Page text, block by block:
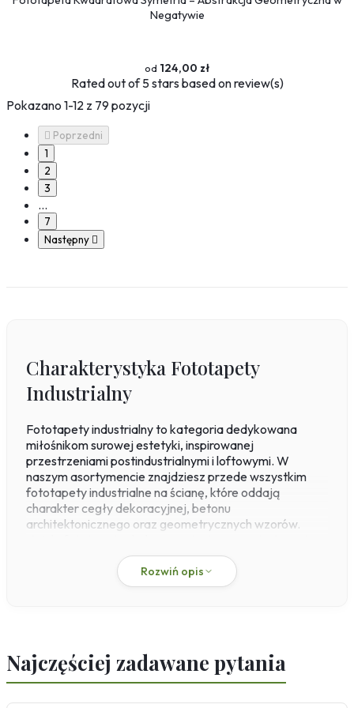
Negatywie
124,00 zł
Ratedout of 5 stars based onreview(s)
Pokazano 1-12 z 79 pozycji
 Poprzedni
1
2
3
…
7
Następny 
Charakterystyka Fototapety
Industrialny
Fototapety industrialny to kategoria dedykowana
miłośnikom surowej estetyki, inspirowanej
przestrzeniami postindustrialnymi i loftowymi. W
naszym asortymencie znajdziesz przede wszystkim
fototapety industrialne na ścianę, które oddają
charakter cegły dekoracyjnej, betonu
architektonicznego oraz geometrycznych wzorów.
drukarni na materiale flizelinowym o gramaturze 200
g/m², co gwarantuje stabilność wymiarową i łatwość
montażu metodą „paste-the-wall" – klej nakłada się
dzięki technologii druku pigmentowego, co sprawia, że
idealnie sprawdzą się nawet w intensywnie
użytkowanych pomieszczeniach.
Rozwiń opis
Najczęściej zadawane pytania